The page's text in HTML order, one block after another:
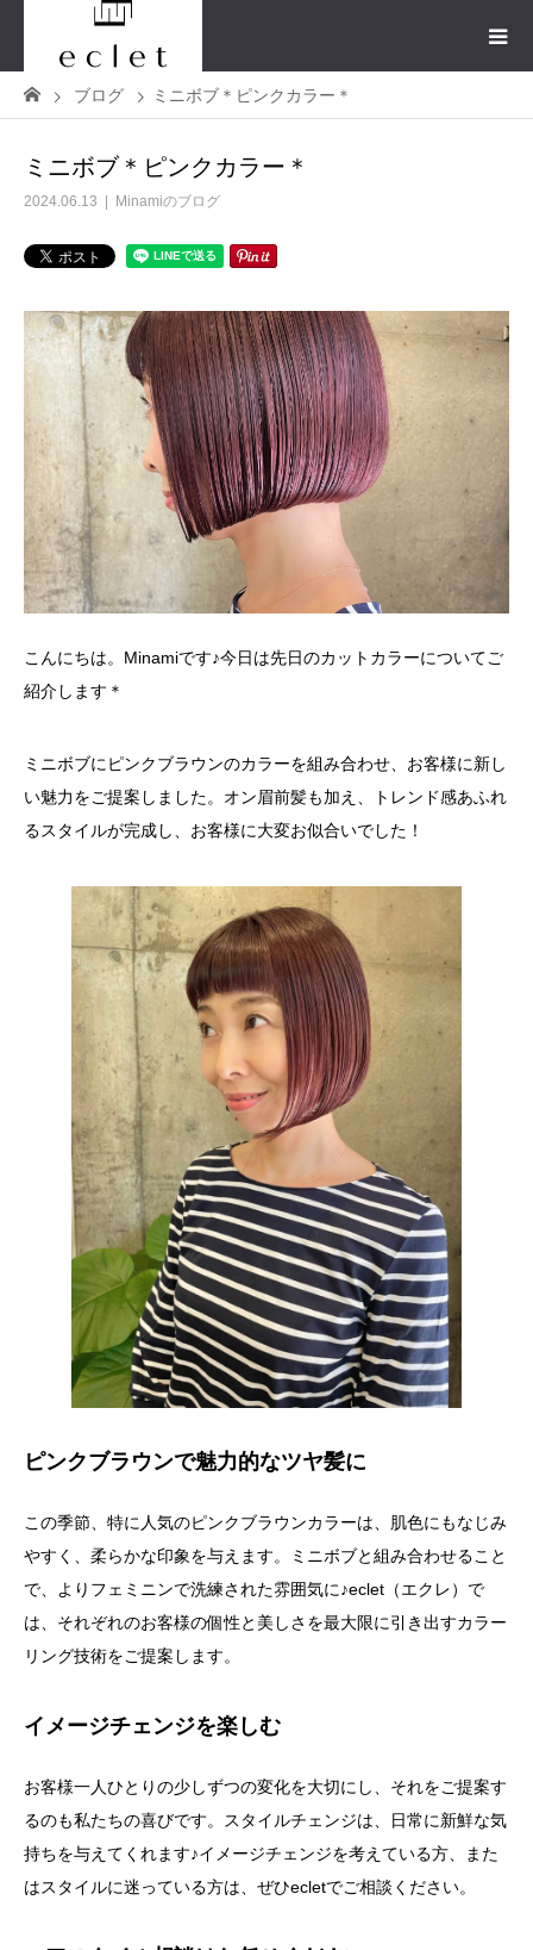
ブログ ミニボブ＊ピンクカラー＊
ミニボブ＊ピンクカラー＊
2024.06.13 Minamiのブログ
こんにちは。Minamiです♪今日は先日のカットカラーについてご
紹介します＊
ミニボブにピンクブラウンのカラーを組み合わせ、お客様に新し
い魅力をご提案しました。オン眉前髪も加え、トレンド感あふれ
るスタイルが完成し、お客様に大変お似合いでした！
ピンクブラウンで魅力的なツヤ髪に
この季節、特に人気のピンクブラウンカラーは、肌色にもなじみ
やすく、柔らかな印象を与えます。ミニボブと組み合わせること
で、よりフェミニンで洗練された雰囲気に♪eclet（エクレ）で
は、それぞれのお客様の個性と美しさを最大限に引き出すカラー
リング技術をご提案します。
イメージチェンジを楽しむ
お客様一人ひとりの少しずつの変化を大切にし、それをご提案す
るのも私たちの喜びです。スタイルチェンジは、日常に新鮮な気
持ちを与えてくれます♪イメージチェンジを考えている方、また
はスタイルに迷っている方は、ぜひecletでご相談ください。